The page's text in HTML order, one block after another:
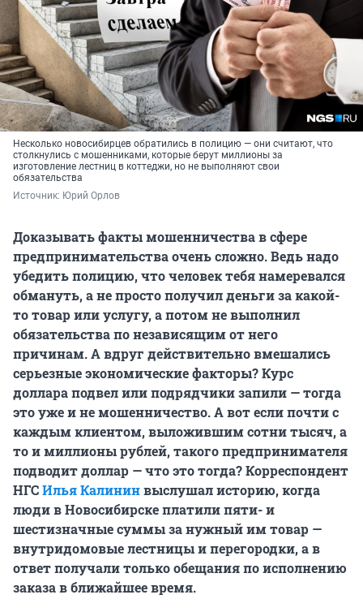
Несколько новосибирцев обратились в полицию — они считают, что
столкнулись с мошенниками, которые берут миллионы за
изготовление лестниц в коттеджи, но не выполняют свои
обязательства
Источник: Юрий Орлов
Доказывать факты мошенничества в сфере
предпринимательства очень сложно. Ведь надо
убедить полицию, что человек тебя намеревался
обмануть, а не просто получил деньги за какой-
то товар или услугу, а потом не выполнил
обязательства по независящим от него
причинам. А вдруг действительно вмешались
серьезные экономические факторы? Курс
доллара подвел или подрядчики запили — тогда
это уже и не мошенничество. А вот если почти с
каждым клиентом, выложившим сотни тысяч, а
то и миллионы рублей, такого предпринимателя
подводит доллар — что это тогда? Корреспондент
НГСИлья Калининвыслушал историю, когда
люди в Новосибирске платили пяти- и
шестизначные суммы за нужный им товар —
внутридомовые лестницы и перегородки, а в
ответ получали только обещания по исполнению
заказа в ближайшее время.